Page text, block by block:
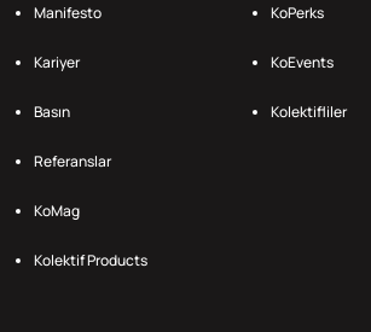
Manifesto
Kariyer
Basın
Referanslar
KoMag
Kolektif Products
KoPerks
KoEvents
Kolektifliler